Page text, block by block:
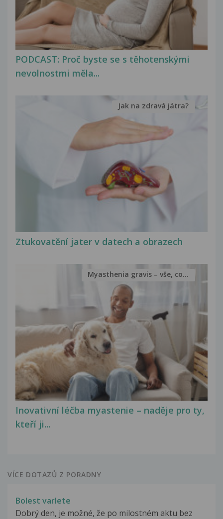
PODCAST: Proč byste se s těhotenskými
nevolnostmi měla...
Ztukovatění jater v datech a obrazech
Jak na zdravá játra?
Inovativní léčba myastenie – naděje pro ty,
kteří ji...
Myasthenia gravis – vše, co...
VÍCE DOTAZŮ Z PORADNY
Bolest varlete
Dobrý den, je možné, že po milostném aktu bez